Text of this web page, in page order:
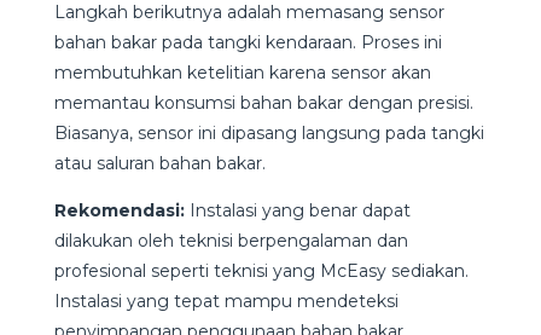
Langkah berikutnya adalah memasang sensor
bahan bakar pada tangki kendaraan. Proses ini
membutuhkan ketelitian karena sensor akan
memantau konsumsi bahan bakar dengan presisi.
Biasanya, sensor ini dipasang langsung pada tangki
atau saluran bahan bakar.
Rekomendasi: Instalasi yang benar dapat
dilakukan oleh teknisi berpengalaman dan
profesional seperti teknisi yang McEasy sediakan.
Instalasi yang tepat mampu mendeteksi